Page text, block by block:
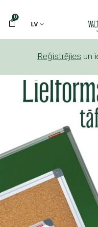
0
LV
Reģistrējies un